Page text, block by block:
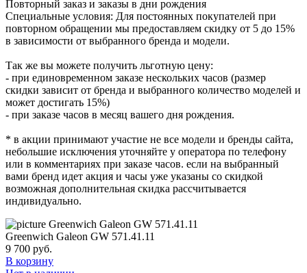
Повторный заказ и заказы в дни рождения
Специальные условия: Для постоянных покупателей при
повторном обращении мы предоставляем скидку от 5 до 15%
в зависимости от выбранного бренда и модели.
Так же вы можете получить льготную цену:
- при единовременном заказе нескольких часов (размер
скидки зависит от бренда и выбранного количество моделей и
может достигать 15%)
- при заказе часов в месяц вашего дня рождения.
* в акции принимают участие не все модели и бренды сайта,
небольшие исключения уточняйте у оператора по телефону
или в комментариях при заказе часов. если на выбранный
вами бренд идет акция и часы уже указаны со скидкой
возможная дополнительная скидка рассчитывается
индивидуально.
Greenwich Galeon GW 571.41.11
9 700 руб.
В корзину